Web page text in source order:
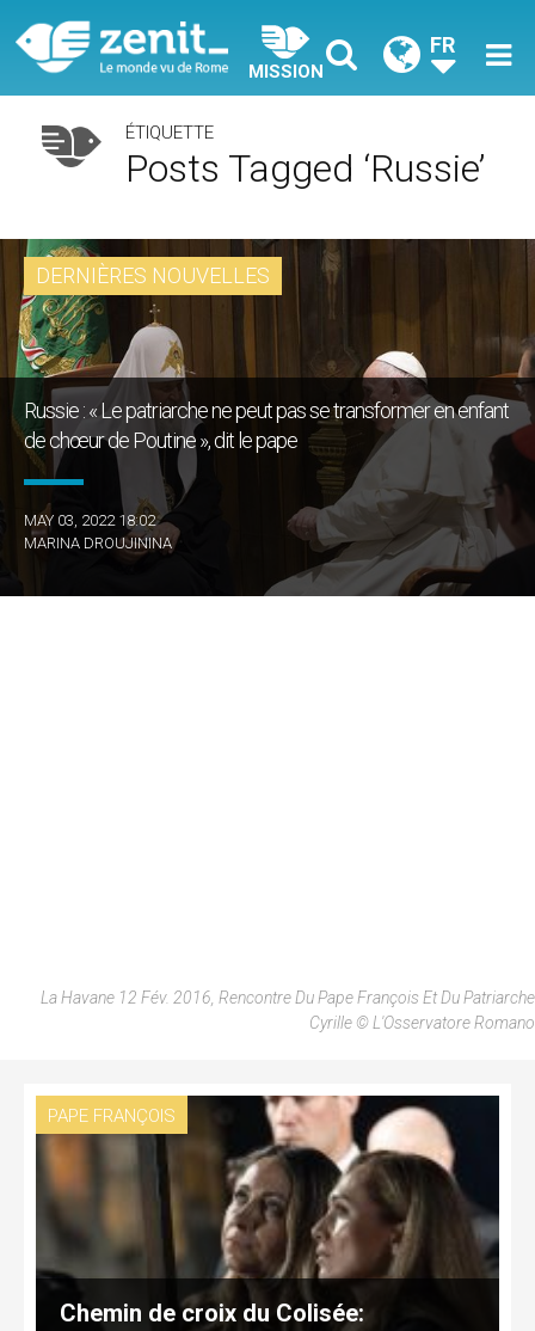
MISSION
FR
ÉTIQUETTE
Posts Tagged ‘russie’
DERNIÈRES NOUVELLES
Russie : « Le patriarche ne peut pas se transformer en enfant
de chœur de Poutine », dit le pape
MAY 03, 2022 18:02
MARINA DROUJININA
La Havane 12 Fév. 2016, Rencontre Du Pape François Et Du Patriarche
Cyrille © L'Osservatore Romano
PAPE FRANÇOIS
Chemin de croix du Colisée: